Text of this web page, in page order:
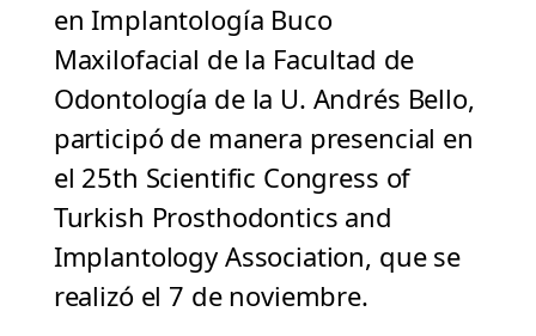
en Implantología Buco
Maxilofacial de la Facultad de
Odontología de la U. Andrés Bello,
participó de manera presencial en
el 25th Scientific Congress of
Turkish Prosthodontics and
Implantology Association, que se
realizó el 7 de noviembre.